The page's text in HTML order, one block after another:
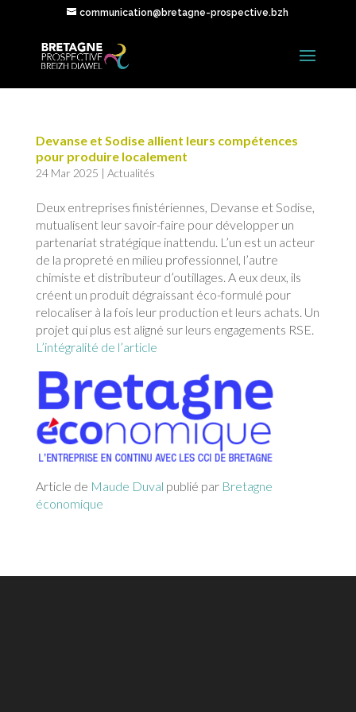
communication@bretagne-prospective.bzh
Devanse et Sodise allient leurs compétences
pour produire localement
24 Mar 2025 | Actualités
Deux entreprises finistériennes, Devanse et Sodise,
mutualisent leur savoir-faire pour développer un
partenariat stratégique inattendu. L’un est un acteur
de la propreté en milieu professionnel, l’autre
chimiste et distributeur d’outillages. A eux deux, ils
créent un produit dégraissant éco-formulé pour
relocaliser à la fois leur production et leurs achats. Un
projet qui plus est aligné sur leurs engagements RSE.
L’intégralité de l’article
Article de Maude Duval publié parBretagne
économique